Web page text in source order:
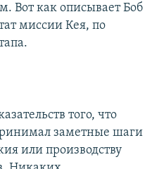
Вот как описывает Боб
миссии Кея, по
того, что
заметные шаги
или производству